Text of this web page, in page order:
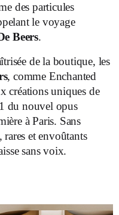
des particules
le voyage
Beers.
de la boutique, les
, comme Enchanted
créations uniques de
du nouvel opus
à Paris. Sans
et envoûtants
sans voix.